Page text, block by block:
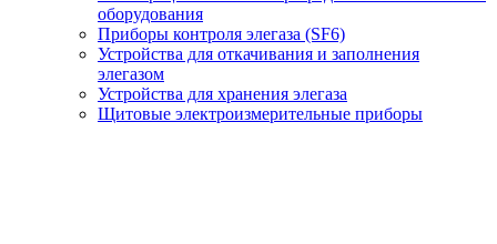
оборудования
Приборы контроля элегаза (SF6)
Устройства для откачивания и заполнения
элегазом
Устройства для хранения элегаза
Щитовые электроизмерительные приборы